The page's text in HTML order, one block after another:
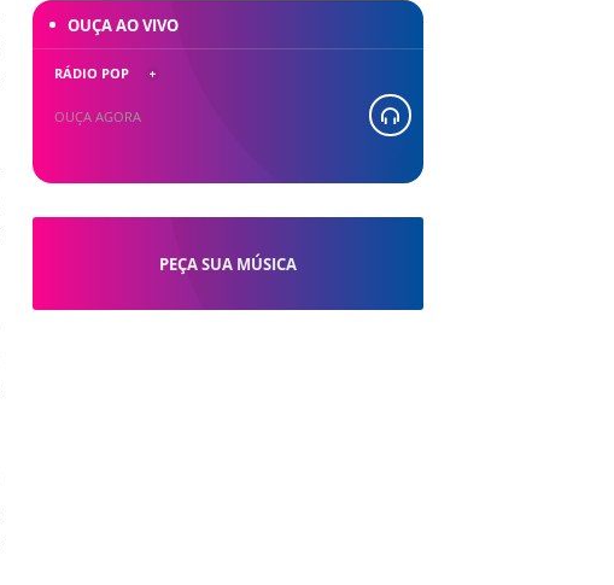
PEÇA SUA MÚSICA
OUÇA AO VIVO
RÁDIO POP
OUÇA AGORA